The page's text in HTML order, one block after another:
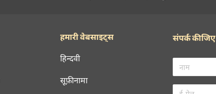
हमारी वेबसाइट्स
हिन्दवी
सूफ़ीनामा
संपर्क कीजिए